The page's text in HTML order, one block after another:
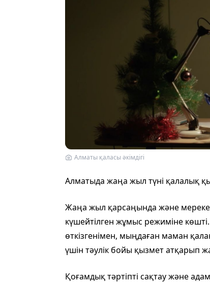
Алматы қаласы әкімдігі
Алматыда жаңа жыл түні қалалық
Жаңа жыл қарсаңында және мереке
күшейтілген жұмыс режиміне
өткізгенімен, мыңдаған маман
үшін тәулік бойы қызмет атқарып
Қоғамдық тәртіпті сақтау және